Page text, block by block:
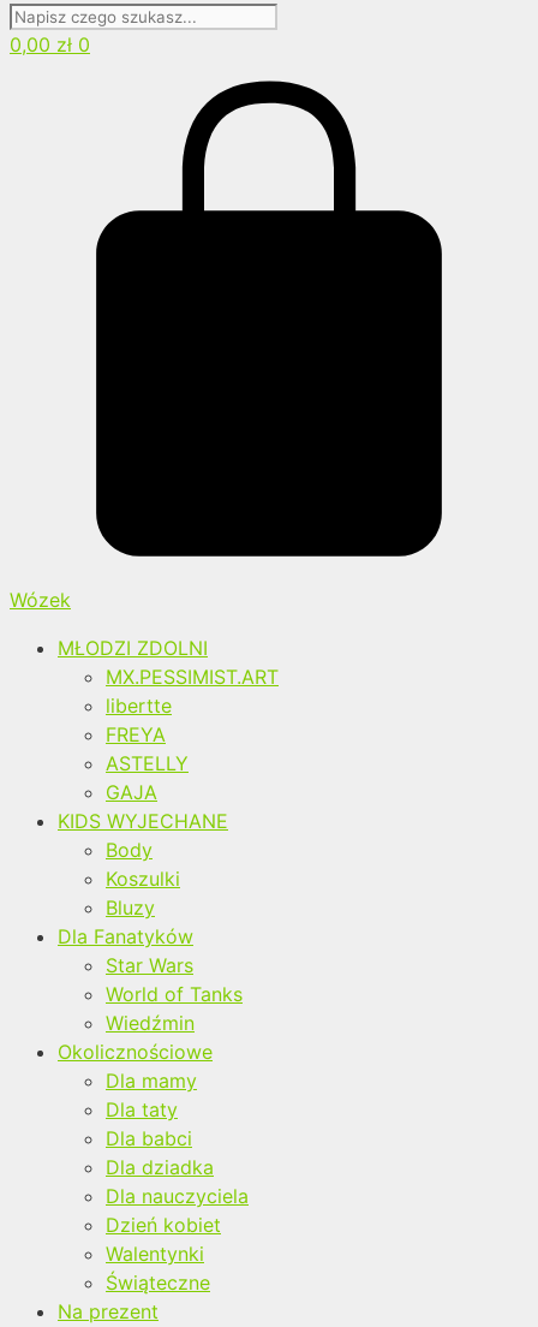
0,00 zł 0
Wózek
MŁODZI ZDOLNI
MX.PESSIMIST.ART
libertte
FREYA
ASTELLY
GAJA
KIDS WYJECHANE
Body
Koszulki
Bluzy
Dla Fanatyków
Star Wars
World of Tanks
Wiedźmin
Okolicznościowe
Dla mamy
Dla taty
Dla babci
Dla dziadka
Dla nauczyciela
Dzień kobiet
Walentynki
Świąteczne
Na prezent